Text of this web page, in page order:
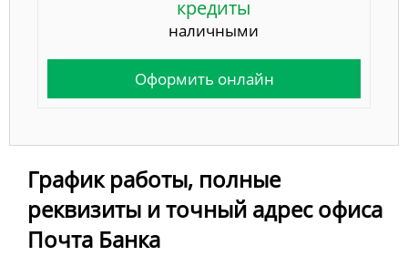
кредиты
наличными
Оформить онлайн
График работы, полные
реквизиты и точный адрес офиса
Почта Банка